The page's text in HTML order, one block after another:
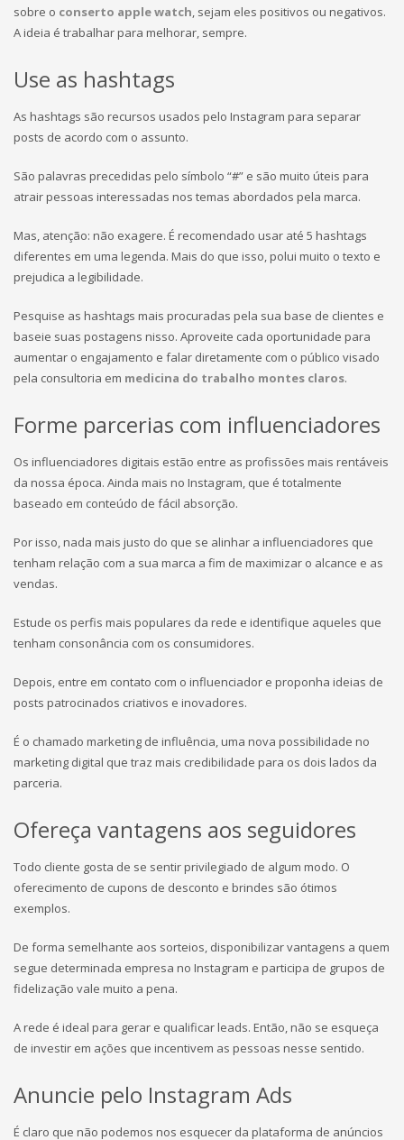
sobre o conserto apple watch, sejam eles positivos ou negativos.
A ideia é trabalhar para melhorar, sempre.
Use as hashtags
As hashtags são recursos usados pelo Instagram para separar
posts de acordo com o assunto.
São palavras precedidas pelo símbolo “#” e são muito úteis para
atrair pessoas interessadas nos temas abordados pela marca.
Mas, atenção: não exagere. É recomendado usar até 5 hashtags
diferentes em uma legenda. Mais do que isso, polui muito o texto e
prejudica a legibilidade.
Pesquise as hashtags mais procuradas pela sua base de clientes e
baseie suas postagens nisso. Aproveite cada oportunidade para
aumentar o engajamento e falar diretamente com o público visado
pela consultoria em medicina do trabalho montes claros.
Forme parcerias com influenciadores
Os influenciadores digitais estão entre as profissões mais rentáveis
da nossa época. Ainda mais no Instagram, que é totalmente
baseado em conteúdo de fácil absorção.
Por isso, nada mais justo do que se alinhar a influenciadores que
tenham relação com a sua marca a fim de maximizar o alcance e as
vendas.
Estude os perfis mais populares da rede e identifique aqueles que
tenham consonância com os consumidores.
Depois, entre em contato com o influenciador e proponha ideias de
posts patrocinados criativos e inovadores.
É o chamado marketing de influência, uma nova possibilidade no
marketing digital que traz mais credibilidade para os dois lados da
parceria.
Ofereça vantagens aos seguidores
Todo cliente gosta de se sentir privilegiado de algum modo. O
oferecimento de cupons de desconto e brindes são ótimos
exemplos.
De forma semelhante aos sorteios, disponibilizar vantagens a quem
segue determinada empresa no Instagram e participa de grupos de
fidelização vale muito a pena.
A rede é ideal para gerar e qualificar leads. Então, não se esqueça
de investir em ações que incentivem as pessoas nesse sentido.
Anuncie pelo Instagram Ads
É claro que não podemos nos esquecer da plataforma de anúncios